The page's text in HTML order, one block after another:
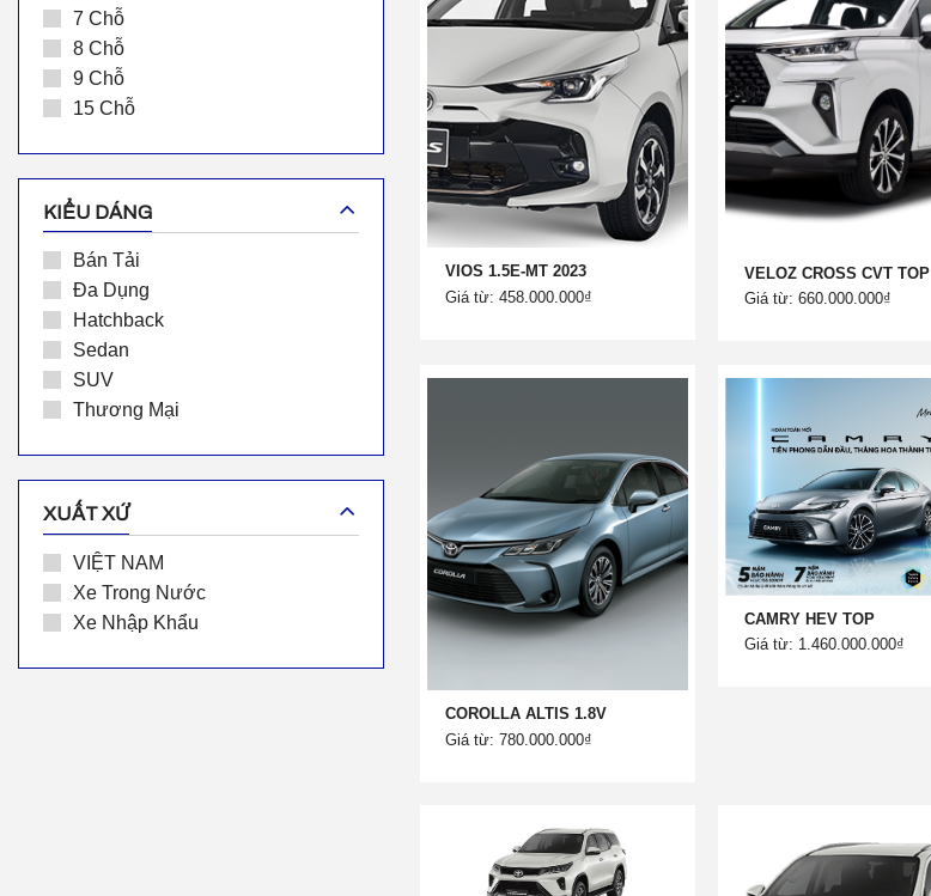
7 Chỗ
8 Chỗ
9 Chỗ
15 Chỗ
KIỂU DÁNG
Bán Tải
Đa Dụng
Hatchback
Sedan
SUV
Thương Mại
XUẤT XỨ
VIỆT NAM
Xe Trong Nước
Xe Nhập Khẩu
VIOS 1.5E-MT 2023
Giá từ: 458.000.000₫
VELOZ CROSS CVT TOP
Giá từ: 660.000.000₫
COROLLA ALTIS 1.8V
Giá từ: 780.000.000₫
CAMRY HEV TOP
Giá từ: 1.460.000.000₫